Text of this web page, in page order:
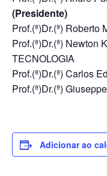
(Presidente)
Prof.(ª)Dr.(ª) Roberto
Prof.(ª)Dr.(ª) Newton
TECNOLOGIA
Prof.(ª)Dr.(ª) Carlos
Prof.(ª)Dr.(ª)
Adicionar ao